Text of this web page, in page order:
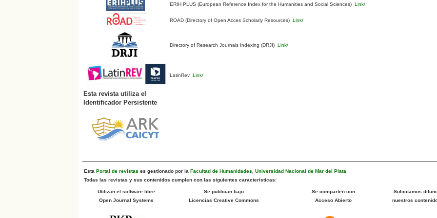
ERIH PLUS (European Reference Index for the Humanities and Social Sciences) Link/
ROAD (Directory of Open Acces Scholarly Resources) Link/
Directory of Research Journals Indexing (DRJI) Link/
LatinRev Link/
Esta revista utiliza el
Identificador Persistente
Esta Portal de revistas es gestionado por la Facultad de Humanidades
Universidad Nacional de Mar del Plata
Todas las revistas y sus contenidos cumplen con las siguientes características:
Utilizan el software libre
Open Journal Systems
Se publican bajo
Licencias Creative Commons
Se comparten con
Acceso Abierto
Solicitamos
nuestros